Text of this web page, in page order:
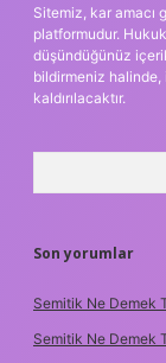
Sitemiz, kar amacı
platformudur.
düşündüğünüz
bildirmeniz
kaldırılacaktır.
Son yorumlar
Semitik Ne Demek
Semitik Ne Demek